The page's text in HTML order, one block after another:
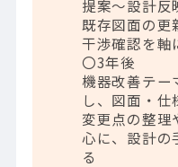
提案～設計反
既存図面の更
干渉確認を軸
〇3年後
機器改善テー
し、図面・仕
変更点の整理
心に、設計の
る